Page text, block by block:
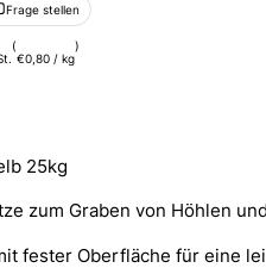
Frage stellen
(
€0,80 /kg
)
25kg
zum Graben von Höhlen
fester Oberfläche für eine